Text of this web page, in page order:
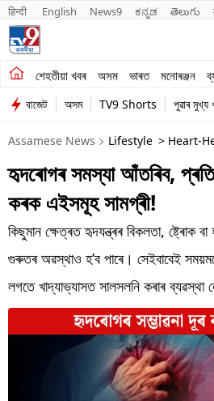
हिन्दी English News9 ಕನ್ನಡ తెలుగు
শেহতীয়া খবৰ অসম ভাৰত মনোৰঞ্জন
শেহতীয়া খবৰ
অসম
ভাৰত
মনোৰঞ্জন
ব্যৱসায়
শিক্ষা
খেল
জীৱনশৈলী
বাজেট অসম TV9 Shorts পুৱাৰ মুখ্য
Assamese News Lifestyle > Heart-
হৃদৰোগৰ সমস্যা আঁতৰিব,
কৰক এইসমূহ সামগ্ৰী!
কিছুমান ক্ষেত্ৰত হৃদযন্ত্ৰৰ বিকলতা, ষ্ট্ৰোক বা
গুৰুতৰ অৱস্থাও হ’ব পাৰে। সেইবাবেই
লগতে খাদ্যাভ্যাসত সালসলনি কৰাৰ